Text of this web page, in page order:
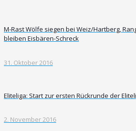
M-Rast Wölfe siegen bei Weiz/Hartberg,
bleiben Eisbären-Schreck
31. Oktober 2016
Eliteliga: Start zur ersten Rückrunde der
2. November 2016